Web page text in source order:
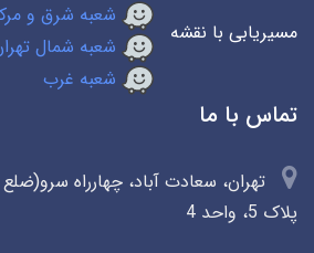
مسیریابی با نقشه
شعبه شرق و
شعبه شمال
شعبه غرب
تماس با ما
تهران، سعادت آباد، چهارراه
پلاک 5، واحد 4